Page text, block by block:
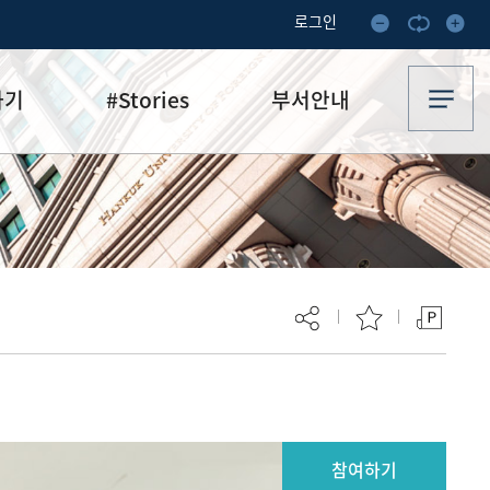
로그인
#Stories
기부·수혜스토리
기금소식
이달의 기부자
부서안내
업무안내
오시는 길
참여하기